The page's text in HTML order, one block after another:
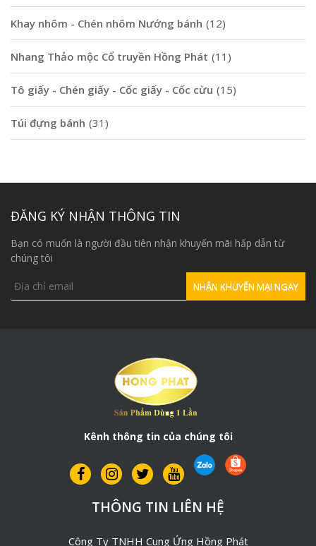
Khay nhôm - Chén nhôm Nướng bánh (12)
Nhang Thảo mộc Cổ truyền Hồng Phát (11)
Tô giấy - Chén giấy - Cốc giấy - Cốc cừu (15)
Túi đựng bánh (31)
ĐĂNG KÝ NHẬN THÔNG TIN
Bạn có muốn là người đầu tiên nhận khuyến mãi hấp dẫn từ
chúng tôi
Kênh thông tin của chúng tôi
THÔNG TIN LIÊN HỆ
Công Ty TNHH Cung Ứng Hồng Phát